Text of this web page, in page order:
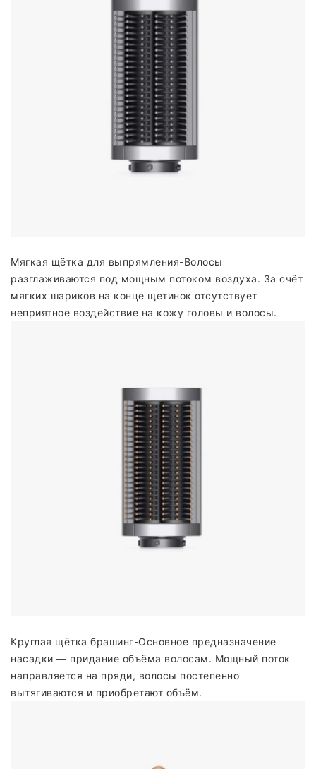
Мягкая щётка для выпрямления-Волосы
разглаживаются под мощным потоком воздуха. За счёт
мягких шариков на конце щетинок отсутствует
неприятное воздействие на кожу головы и волосы.
Круглая щётка брашинг-Основное предназначение
насадки — придание объёма волосам. Мощный поток
направляется на пряди, волосы постепенно
вытягиваются и приобретают объём.